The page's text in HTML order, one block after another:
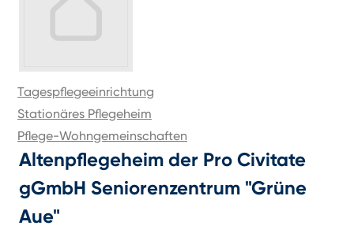
Tagespflegeeinrichtung
Stationäres Pflegeheim
Pflege-Wohngemeinschaften
Altenpflegeheim der Pro Civitate
gGmbH Seniorenzentrum "Grüne
Aue"